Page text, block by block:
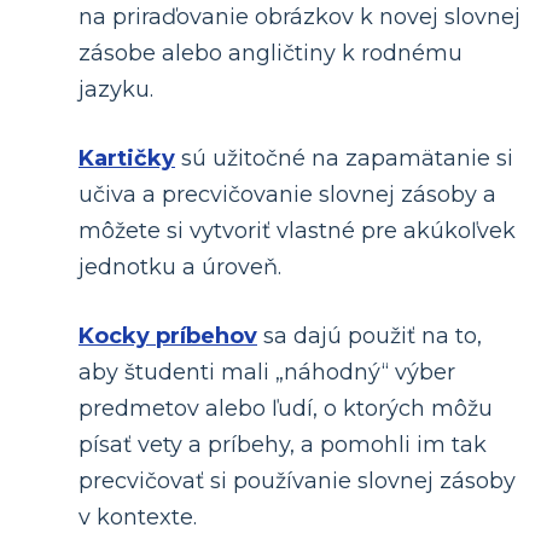
na priraďovanie obrázkov k novej slovnej
zásobe alebo angličtiny k rodnému
jazyku.
Kartičky sú užitočné na zapamätanie si
učiva a precvičovanie slovnej zásoby a
môžete si vytvoriť vlastné pre akúkoľvek
jednotku a úroveň.
Kocky príbehov sa dajú použiť na to,
aby študenti mali „náhodný“ výber
predmetov alebo ľudí, o ktorých môžu
písať vety a príbehy, a pomohli im tak
precvičovať si používanie slovnej zásoby
v kontexte.